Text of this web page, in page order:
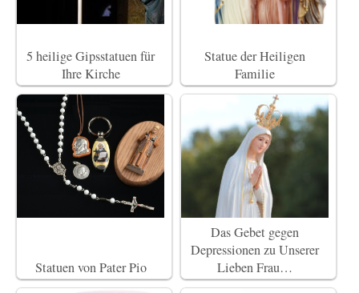
5 heilige Gipsstatuen für
Ihre Kirche
Statue der Heiligen
Familie
Statuen von Pater Pio
Das Gebet gegen
Depressionen zu Unserer
Lieben Frau…